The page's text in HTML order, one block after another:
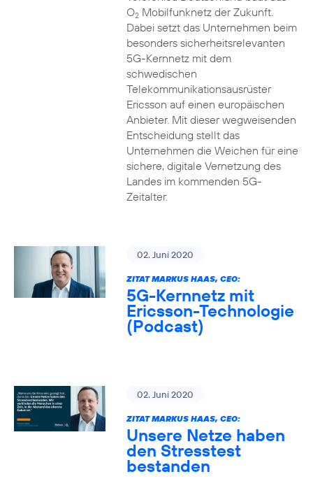
O2Mobilfunknetz der Zukunft.
Dabei setzt das Unternehmen beim
besonders sicherheitsrelevanten
5G-Kernnetz mit dem
schwedischen
Telekommunikationsausrüster
Ericsson auf einen europäischen
Anbieter. Mit dieser wegweisenden
Entscheidung stellt das
Unternehmen die Weichen für eine
sichere, digitale Vernetzung des
Landes im kommenden 5G-
Zeitalter.
02. Juni 2020
ZITAT MARKUS HAAS, CEO:
5G-Kernnetz mit
Ericsson-Technologie
(Podcast)
02. Juni 2020
ZITAT MARKUS HAAS, CEO:
Unsere Netze haben
den Stresstest
bestanden